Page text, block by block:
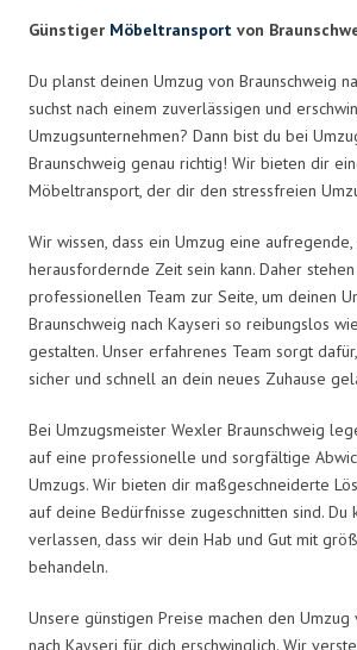
Günstiger Möbeltransport von
Du planst deinen Umzug von Braunschweig
suchst nach einem zuverlässigen und
Umzugsunternehmen? Dann bist du bei
Braunschweig genau richtig! Wir bieten dir
Möbeltransport, der dir den stressfreien
Wir wissen, dass ein Umzug eine aufregende,
herausfordernde Zeit sein kann. Daher
professionellen Team zur Seite, um deinen
Braunschweig nach Kayseri so reibungslos
gestalten. Unser erfahrenes Team sorgt
sicher und schnell an dein neues Zuhause
Bei Umzugsmeister Wexler Braunschweig
auf eine professionelle und sorgfältige
Umzugs. Wir bieten dir maßgeschneiderte
auf deine Bedürfnisse zugeschnitten sind. Du
verlassen, dass wir dein Hab und Gut mit
behandeln.
Unsere günstigen Preise machen den Umzug
nach Kayseri für dich erschwinglich. Wir